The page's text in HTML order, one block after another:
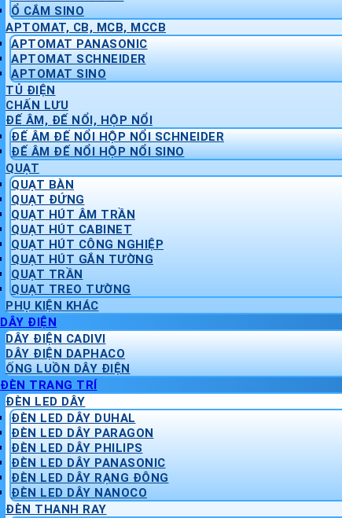
Ổ CẮM SINO
APTOMAT, CB, MCB, MCCB
APTOMAT PANASONIC
APTOMAT SCHNEIDER
APTOMAT SINO
TỦ ĐIỆN
CHẤN LƯU
ĐẾ ÂM, ĐẾ NỔI, HỘP NỔI
ĐẾ ÂM ĐẾ NỔI HỘP NỔI SCHNEIDER
ĐẾ ÂM ĐẾ NỔI HỘP NỔI SINO
QUẠT
QUẠT BÀN
QUẠT ĐỨNG
QUẠT HÚT ÂM TRẦN
QUẠT HÚT CABINET
QUẠT HÚT CÔNG NGHIỆP
QUẠT HÚT GẮN TƯỜNG
QUẠT TRẦN
QUẠT TREO TƯỜNG
PHỤ KIỆN KHÁC
DÂY ĐIỆN
DÂY ĐIỆN CADIVI
DÂY ĐIỆN DAPHACO
ỐNG LUỒN DÂY ĐIỆN
ĐÈN TRANG TRÍ
ĐÈN LED DÂY
ĐÈN LED DÂY DUHAL
ĐÈN LED DÂY PARAGON
ĐÈN LED DÂY PHILIPS
ĐÈN LED DÂY PANASONIC
ĐÈN LED DÂY RẠNG ĐÔNG
ĐÈN LED DÂY NANOCO
ĐÈN THANH RAY